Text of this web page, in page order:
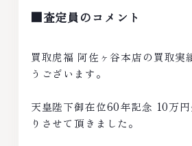
■査定員のコメント
買取虎福 阿佐ヶ谷本店の買取実
うございます。
天皇陛下御在位60年記念 10万
りさせて頂きました。